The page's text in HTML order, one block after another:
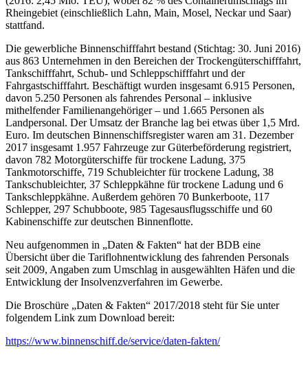
Rheingebiet (einschließlich Lahn, Main, Mosel, Neckar und Saar)
stattfand.
Die gewerbliche Binnenschifffahrt bestand (Stichtag: 30. Juni 2016)
aus 863 Unternehmen in den Bereichen der Trockengüterschifffahrt,
Tankschifffahrt, Schub- und Schleppschifffahrt und der
Fahrgastschifffahrt. Beschäftigt wurden insgesamt 6.915 Personen,
davon 5.250 Personen als fahrendes Personal – inklusive
mithelfender Familienangehöriger – und 1.665 Personen als
Landpersonal. Der Umsatz der Branche lag bei etwas über 1,5 Mrd.
Euro. Im deutschen Binnenschiffsregister waren am 31. Dezember
2017 insgesamt 1.957 Fahrzeuge zur Güterbeförderung registriert,
davon 782 Motorgüterschiffe für trockene Ladung, 375
Tankmotorschiffe, 719 Schubleichter für trockene Ladung, 38
Tankschubleichter, 37 Schleppkähne für trockene Ladung und 6
Tankschleppkähne. Außerdem gehören 70 Bunkerboote, 117
Schlepper, 297 Schubboote, 985 Tagesausflugsschiffe und 60
Kabinenschiffe zur deutschen Binnenflotte.
Neu aufgenommen in „Daten & Fakten“ hat der BDB eine
Übersicht über die Tariflohnentwicklung des fahrenden Personals
seit 2009, Angaben zum Umschlag in ausgewählten Häfen und die
Entwicklung der Insolvenzverfahren im Gewerbe.
Die Broschüre „Daten & Fakten“ 2017/2018 steht für Sie unter
folgendem Link zum Download bereit:
https://www.binnenschiff.de/service/daten-fakten/